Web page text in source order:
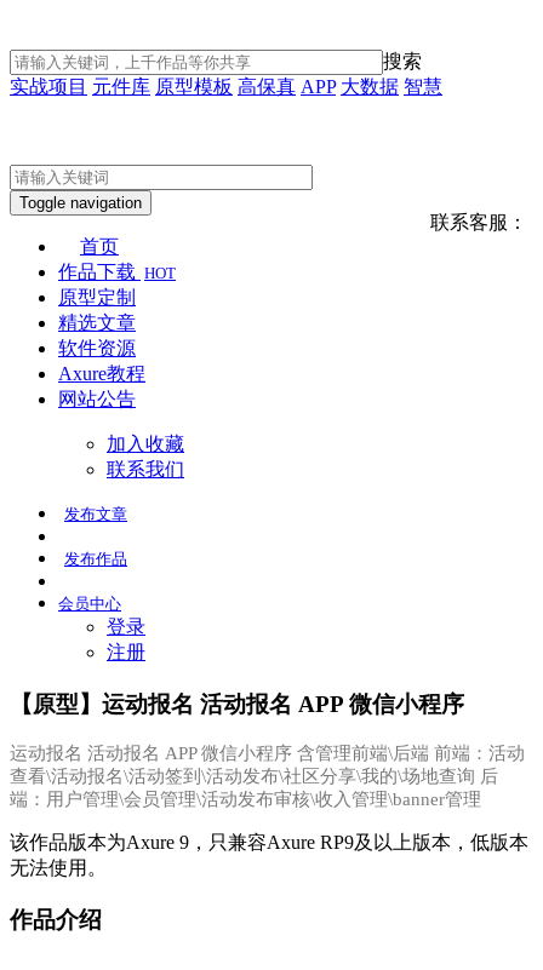
搜索
实战项目 元件库 原型模板 高保真 APP 大数据 智慧
联系客服：
Toggle navigation
首页
作品下载 HOT
原型定制
精选文章
软件资源
Axure教程
网站公告
加入收藏
联系我们
发布文章
发布作品
会员中心
登录
注册
【原型】运动报名 活动报名 APP 微信小程序
运动报名 活动报名 APP 微信小程序 含管理前端\后端 前端：活动
查看\活动报名\活动签到\活动发布\社区分享\我的\场地查询 后
端：用户管理\会员管理\活动发布审核\收入管理\banner管理
该作品版本为Axure 9，只兼容Axure RP9及以上版本，低版本
无法使用。
作品介绍